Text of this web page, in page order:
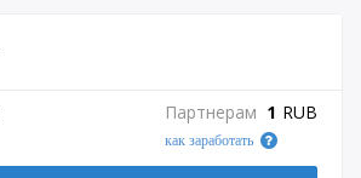
Партнерам 1 RUB
как заработать